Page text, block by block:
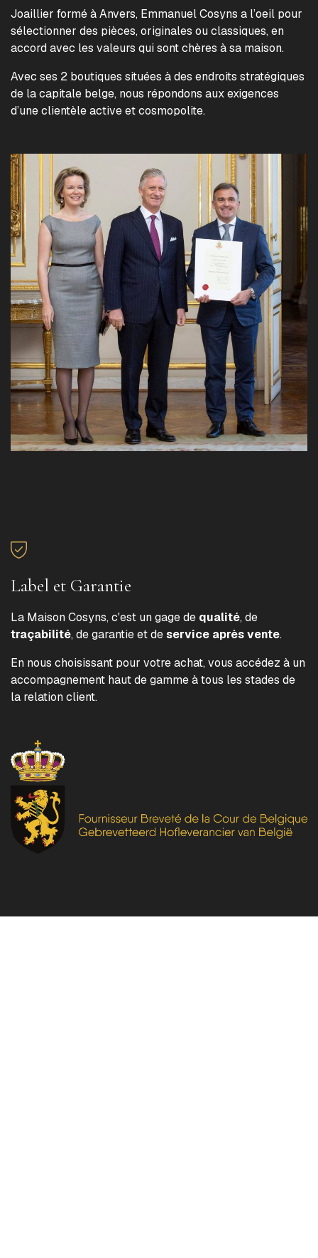
Joaillier formé à Anvers, Emmanuel Cosyns a l’oeil pour
sélectionner des pièces, originales ou classiques, en
accord avec les valeurs qui sont chères à sa maison.
Avec ses 2 boutiques situées à des endroits stratégiques
de la capitale belge, nous répondons aux exigences
d’une clientèle active et cosmopolite.
Label et Garantie
La Maison Cosyns, c'est un gage de qualité, de
traçabilité, de garantie et deservice après vente.
En nous choisissant pour votre achat, vous accédez à un
accompagnement haut de gamme à tous les stades de
la relation client.